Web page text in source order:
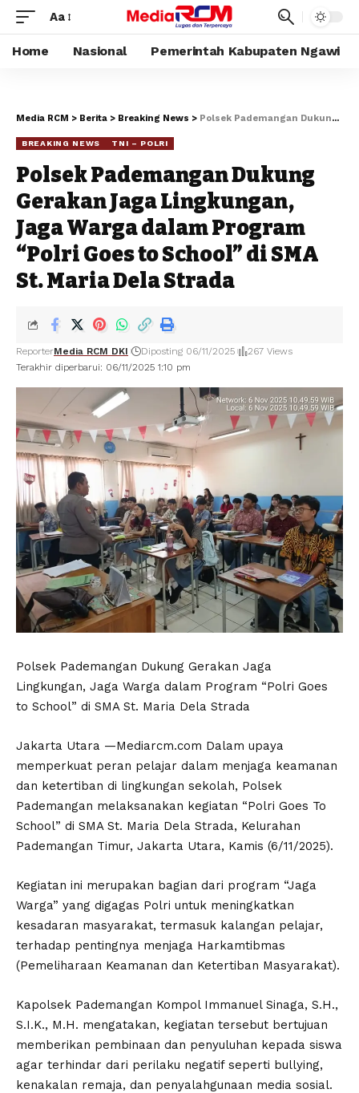
Aa
Home Nasional Pemerintah Kabupaten Ngawi
Media RCM > Berita > Breaking News > Polsek Pademangan Dukung Gerakan Jaga Lingkungan, Jaga Warga dalam Program “Polri Goes to School” di SMA St. Maria Dela Strada
BREAKING NEWS TNI – POLRI
Polsek Pademangan Dukung
Gerakan Jaga Lingkungan,
Jaga Warga dalam Program
“Polri Goes to School” di SMA
St. Maria Dela Strada
Terakhir diperbarui: 06/11/2025 1:10 pm
ReporterMedia RCM DKI Diposting 06/11/2025 267 Views
Polsek Pademangan Dukung Gerakan Jaga
Lingkungan, Jaga Warga dalam Program “Polri Goes
to School” di SMA St. Maria Dela Strada
Jakarta Utara —Mediarcm.com Dalam upaya
memperkuat peran pelajar dalam menjaga keamanan
dan ketertiban di lingkungan sekolah, Polsek
Pademangan melaksanakan kegiatan “Polri Goes To
School” di SMA St. Maria Dela Strada, Kelurahan
Pademangan Timur, Jakarta Utara, Kamis (6/11/2025).
Kegiatan ini merupakan bagian dari program “Jaga
Warga” yang digagas Polri untuk meningkatkan
kesadaran masyarakat, termasuk kalangan pelajar,
terhadap pentingnya menjaga Harkamtibmas
(Pemeliharaan Keamanan dan Ketertiban Masyarakat).
Kapolsek Pademangan Kompol Immanuel Sinaga, S.H.,
S.I.K., M.H. mengatakan, kegiatan tersebut bertujuan
memberikan pembinaan dan penyuluhan kepada siswa
agar terhindar dari perilaku negatif seperti bullying,
kenakalan remaja, dan penyalahgunaan media sosial.